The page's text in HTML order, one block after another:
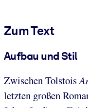
Zum Text
Aufbau und Stil
Zwischen Tolstois
letzten großen